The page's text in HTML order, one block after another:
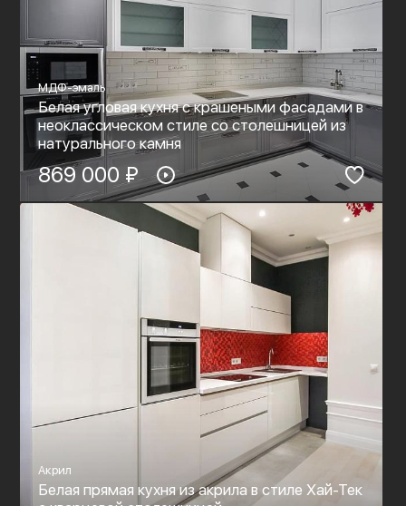
МДФ-эмаль
Белая угловая кухня с крашеными фасадами в
неоклассическом стиле со столешницей из
натурального камня
869 000 ₽
Акрил
Белая прямая кухня из акрила в стиле Хай-Тек